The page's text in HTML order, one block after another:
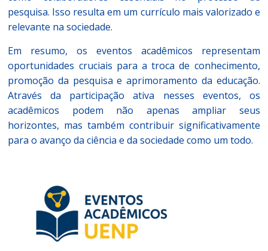
pesquisa. Isso resulta em um currículo mais valorizado e
relevante na sociedade.
Em resumo, os eventos acadêmicos representam
oportunidades cruciais para a troca de conhecimento,
promoção da pesquisa e aprimoramento da educação.
Através da participação ativa nesses eventos, os
acadêmicos podem não apenas ampliar seus
horizontes, mas também contribuir significativamente
para o avanço da ciência e da sociedade como um todo.